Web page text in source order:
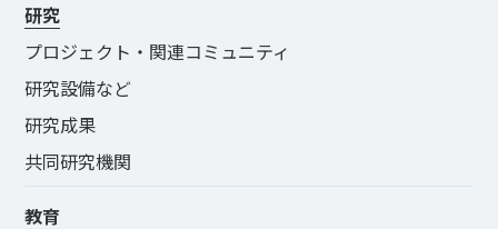
研究
プロジェクト・関連コミュニティ
研究設備など
研究成果
共同研究機関
教育